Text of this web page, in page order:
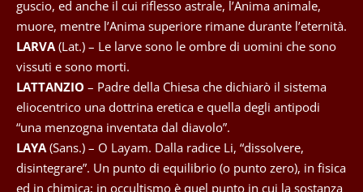
guscio, ed anche il cui riflesso astrale, l’Anima animale,
muore, mentre l’Anima superiore rimane durante l’eternità.
LARVA (Lat.) – Le larve sono le ombre di uomini che sono
vissuti e sono morti.
LATTANZIO – Padre della Chiesa che dichiarò il sistema
eliocentrico una dottrina eretica e quella degli antipodi
“una menzogna inventata dal diavolo”.
LAYA (Sans.) – O Layam. Dalla radice Li, “dissolvere,
disintegrare”. Un punto di equilibrio (o punto zero), in fisica
ed in chimica; in occultismo è quel punto in cui la sostanza